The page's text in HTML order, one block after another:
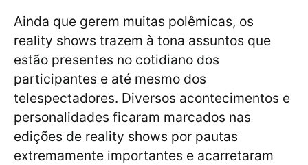
Ainda que gerem muitas polêmicas, os
reality shows trazem à tona assuntos que
estão presentes no cotidiano dos
participantes e até mesmo dos
telespectadores. Diversos acontecimentos e
personalidades ficaram marcados nas
edições de reality shows por pautas
extremamente importantes e acarretaram